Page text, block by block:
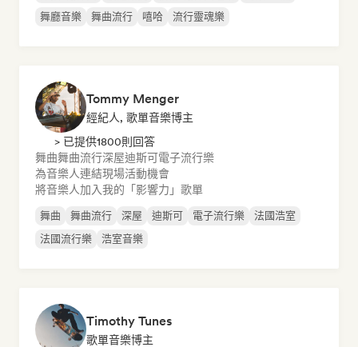
舞廳音樂
舞曲流行 嘻哈 流行靈魂樂
Tommy Menger
經紀人, 歌單音樂博主
> 已提供1800則回答
舞曲舞曲流行深屋迪斯可電子流行樂
為音樂人連結現場活動機會
將音樂人加入我的「影響力」歌單
舞曲 舞曲流行 深屋 迪斯可 電子流行樂
法國浩室
法國流行樂
浩室音樂
Timothy Tunes
歌單音樂博主